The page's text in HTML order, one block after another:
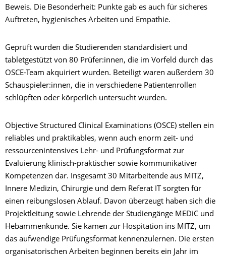
Beweis. Die Besonderheit: Punkte gab es auch für sicheres
Auftreten, hygienisches Arbeiten und Empathie.
Geprüft wurden die Studierenden standardisiert und
tabletgestützt von 80 Prüfer:innen, die im Vorfeld durch das
OSCE-Team akquiriert wurden. Beteiligt waren außerdem 30
Schauspieler:innen, die in verschiedene Patientenrollen
schlüpften oder körperlich untersucht wurden.
Objective Structured Clinical Examinations (OSCE) stellen ein
reliables und praktikables, wenn auch enorm zeit- und
ressourcenintensives Lehr- und Prüfungsformat zur
Evaluierung klinisch-praktischer sowie kommunikativer
Kompetenzen dar. Insgesamt 30 Mitarbeitende aus MITZ,
Innere Medizin, Chirurgie und dem Referat IT sorgten für
einen reibungslosen Ablauf. Davon überzeugt haben sich die
Projektleitung sowie Lehrende der Studiengänge MEDiC und
Hebammenkunde. Sie kamen zur Hospitation ins MITZ, um
das aufwendige Prüfungsformat kennenzulernen. Die ersten
organisatorischen Arbeiten beginnen bereits ein Jahr im